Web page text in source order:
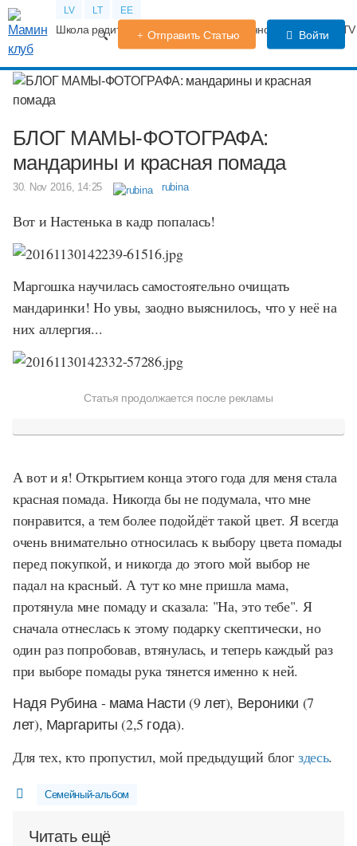
LV LT EE
Школа родителей Календарь беременности Форум
Отправить Статью Войти
БЛОГ МАМЫ-ФОТОГРАФА:
мандарины и красная помада
30. Nov 2016, 14:25 rubina
Вот и Настенька в кадр попалась!
Маргошка научилась самостоятельно очищать
мандаринки! Но увы, заодно выяснилось, что у неё на
них аллергия...
Статья продолжается после рекламы
А вот и я! Открытием конца этого года для меня стала
красная помада. Никогда бы не подумала, что мне
понравится, а тем более подойдёт такой цвет. Я всегда
очень внимательно относилась к выбору цвета помады
перед покупкой, и никогда до этого мой выбор не
падал на красный. А тут ко мне пришла мама,
протянула мне помаду и сказала: "На, это тебе". Я
сначала отнеслась к этому подарку скептически, но
один раз попробовав, втянулась, и теперь каждый раз
при выборе помады рука тянется именно к ней.
Надя Рубина - мама Насти (9 лет), Вероники (7
лет), Маргариты (2,5 года).
Для тех, кто пропустил, мой предыдущий блог здесь.
Семейный-альбом
Читать ещё